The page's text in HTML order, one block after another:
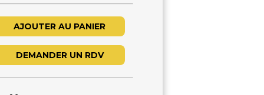
AJOUTER AU PANIER
DEMANDER UN RDV